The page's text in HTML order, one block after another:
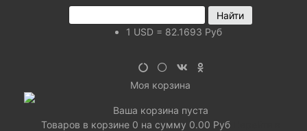
1 USD = 82.1693 Руб
Моя корзина
Ваша корзина пуста
Товаров в корзине 0 на сумму 0.00 Руб